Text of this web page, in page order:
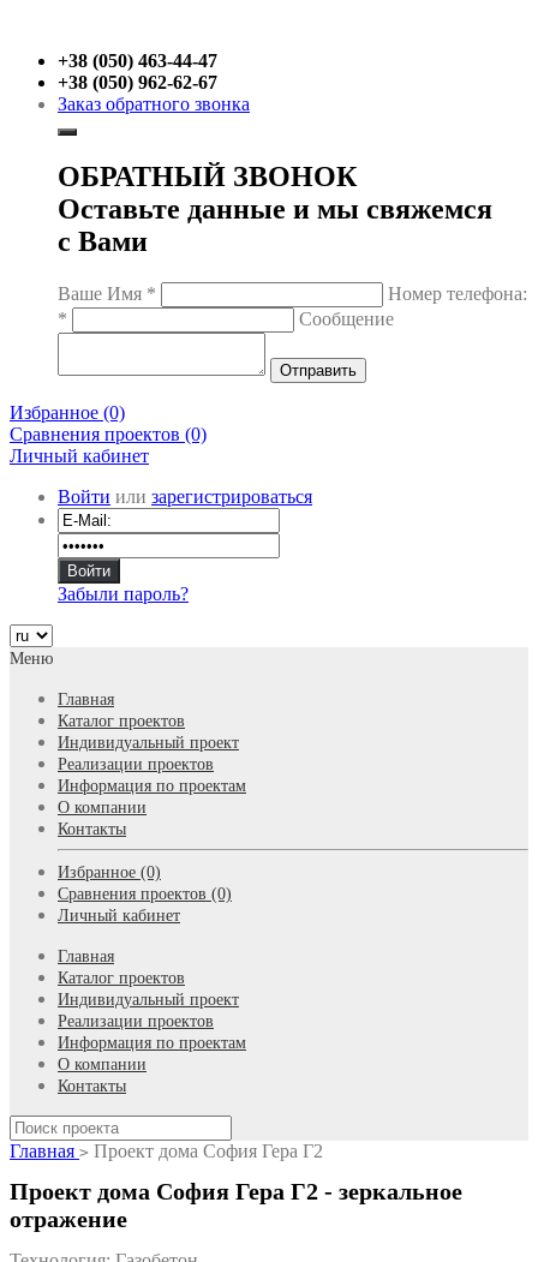
+38 (050) 463-44-47
+38 (050) 962-62-67
Заказ обратного звонка
ОБРАТНЫЙ ЗВОНОК
Оставьте данные и мы свяжемся
с Вами
Ваше Имя *
Номер телефона:
*
Сообщение
Избранное (0)
Сравнения проектов (0)
Личный кабинет
Войти или зарегистрироваться
Забыли пароль?
Меню
Главная
Каталог проектов
Индивидуальный проект
Реализации проектов
Информация по проектам
О компании
Контакты
Избранное (0)
Сравнения проектов (0)
Личный кабинет
Главная
Каталог проектов
Индивидуальный проект
Реализации проектов
Информация по проектам
О компании
Контакты
Главная > Проект дома София Гера Г2
Проект дома София Гера Г2 - зеркальное
отражение